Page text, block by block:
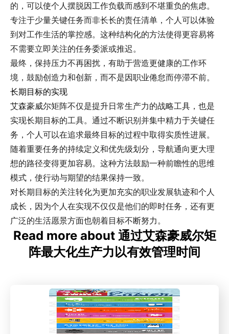
的，可以使个人摆脱因工作负载而感到不堪重负的焦虑。
专注于少量关键任务而非长长的责任清单，个人可以体验
到对工作生活的掌控感。这种结构化的方法使得更容易将
不需要立即关注的任务委派或推迟。
最终，保持压力不再困扰，有助于营造更健康的工作环
境，鼓励创造力和创新，而不是因职业倦怠而停滞不前。
长期目标的实现
艾森豪威尔矩阵不仅是提升日常生产力的战略工具，也是
实现长期目标的工具。通过不断识别并集中精力于关键任
务，个人可以在追求最终目标的过程中取得实质性进展。
随着重要任务的持续定义和优先级划分，导航通向更大理
想的路径变得更加容易。这种方法鼓励一种前瞻性的思维
模式，使行动与期望的结果保持一致。
对长期目标的关注转化为更加充实的职业发展轨迹和个人
成长，因为个人在实现不仅仅是他们的即时任务，还有更
广泛的生活愿景方面也朝着目标不断努力。
Read more about 通过艾森豪威尔矩
阵最大化生产力以有效管理时间